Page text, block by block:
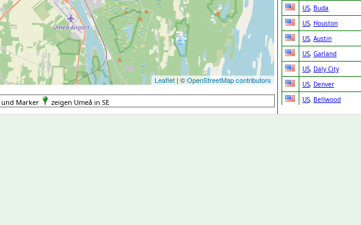
Leaflet| ©OpenStreetMap contributors
US, Buda
US, Houston
US, Austin
US, Garland
US, Daly City
US, Denver
US, Bellwood
US,Fontana
und Marker zeigen Umeå in SE